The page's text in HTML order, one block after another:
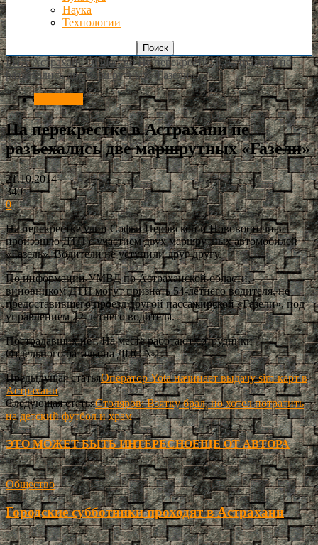
Наука
Технологии
РИА Астрахань Общество На перекрестке в Астрахани не
разъехались две маршрутных «Газели»
На перекрестке в Астрахани не
разъехались две маршрутных «Газели»
21.10.2014
340
0
На перекрестке улиц Софьи Перовской и Нововосточная
произошло ДТП с участием двух маршрутных автомобилей
«Газель». Водители не уступили друг другу.
По информации УМВД по Астраханской области,
виновником ДТП могут признать 54-летнего водителя, не
предоставившего проезд другой пассажирской «Газели», под
управлением 22-летнего водителя.
Пострадавших нет. На месте работают сотрудники
Отдельного батальона ДПС №1.
Предыдущая статьяОператор Yota начинает выдачу sim-карт в
Астрахани
Следующая статьяСтоляров: Взятку брал, но хотел потратить
на детский футбол и храм
ЭТО МОЖЕТ БЫТЬ ИНТЕРЕСНОЕЩЕ ОТ АВТОРА
Общество
Городские субботники проходят в Астрахани